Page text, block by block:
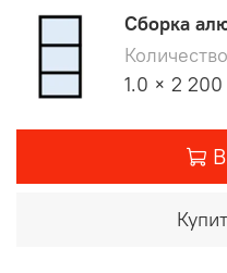
Сборка
1.0 × 2